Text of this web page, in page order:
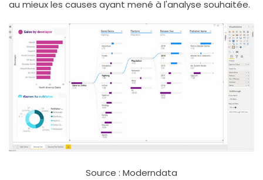
au mieux les causes ayant mené à l'analyse souhaitée.
Source : Moderndata